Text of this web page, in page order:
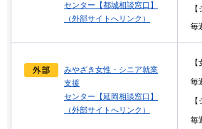
センター【都城相談窓口】
（外部サイトへリンク）
毎
みやざき女性・シニア就業
支援
センター【延岡相談窓口】
（外部サイトへリンク）
【
毎
毎